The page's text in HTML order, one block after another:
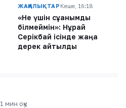
ЖАҢАЛЫҚТАР Кеше, 16:18
«Не үшін сұққанымды
білмеймін»: Нұрай
Серікбай ісінде жаңа
дерек айтылды
1 мин оқу